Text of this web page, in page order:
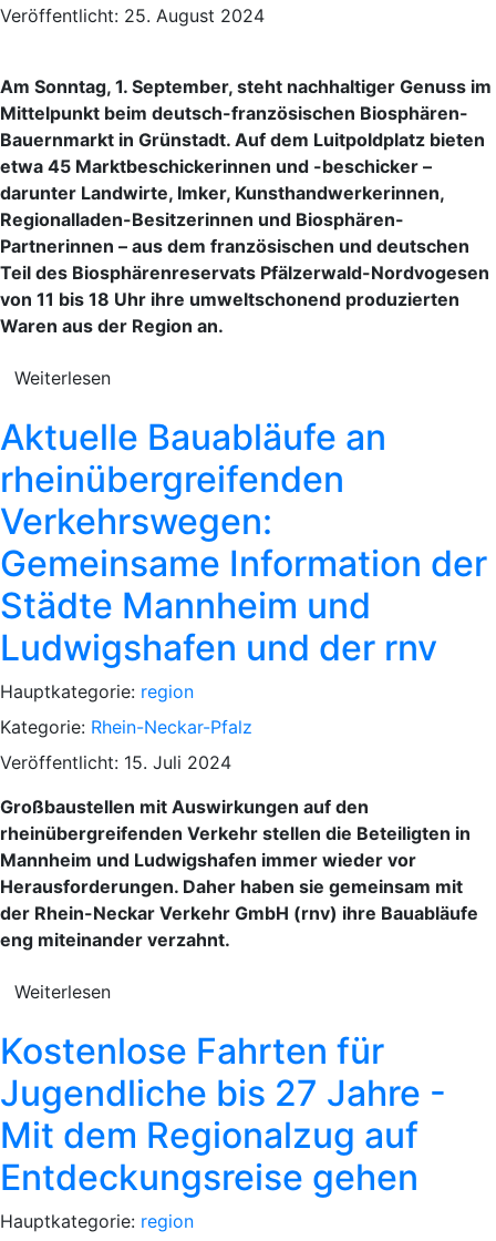
Veröffentlicht: 25. August 2024
Am Sonntag, 1. September, steht nachhaltiger Genuss im
Mittelpunkt beim deutsch-französischen Biosphären-
Bauernmarkt in Grünstadt. Auf dem Luitpoldplatz bieten
etwa 45 Marktbeschickerinnen und -beschicker –
darunter Landwirte, Imker, Kunsthandwerkerinnen,
Regionalladen-Besitzerinnen und Biosphären-
Partnerinnen – aus dem französischen und deutschen
Teil des Biosphärenreservats Pfälzerwald-Nordvogesen
von 11 bis 18 Uhr ihre umweltschonend produzierten
Waren aus der Region an.
Weiterlesen
Aktuelle Bauabläufe an
rheinübergreifenden
Verkehrswegen:
Gemeinsame Information der
Städte Mannheim und
Ludwigshafen und der rnv
Hauptkategorie: region
Kategorie: Rhein-Neckar-Pfalz
Veröffentlicht: 15. Juli 2024
Großbaustellen mit Auswirkungen auf den
rheinübergreifenden Verkehr stellen die Beteiligten in
Mannheim und Ludwigshafen immer wieder vor
Herausforderungen. Daher haben sie gemeinsam mit
der Rhein-Neckar Verkehr GmbH (rnv) ihre Bauabläufe
eng miteinander verzahnt.
Weiterlesen
Kostenlose Fahrten für
Jugendliche bis 27 Jahre -
Mit dem Regionalzug auf
Entdeckungsreise gehen
Hauptkategorie: region